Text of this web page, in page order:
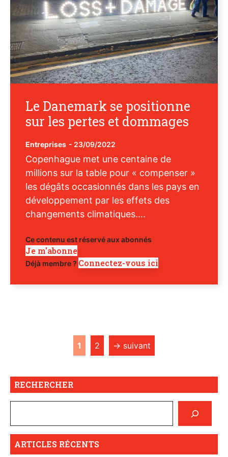
Le Danemark se positionne
sur les pertes et dommages
Entreprises - 23/09/2022
Copenhague met une centaine de
millions sur la table pour « compenser »
les dégâts occasionnés dans les pays en
développement par les effets des
changements climatiques....
Ce contenu est réservé aux abonnés
Je m'abonne
Déjà membre ? Connectez-vous ici
Page
1 Page
2 → suivant
RECHERCHER
ARTICLES RÉCENTS